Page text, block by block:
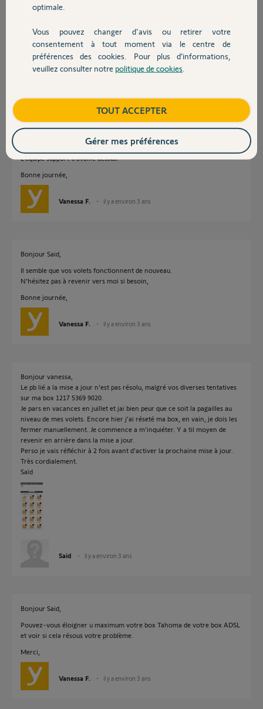
Devis avec un pro
Contact
Guillaume
Guillaume O.
il y a plus de 3 ans
Réponses
Bonjour Stéphane,
En effet, ce beugue a été reproduit en interne.
L'équipe support travaille dessus.
Bonne journée,
Vanessa F. il y a environ 3 ans
Bonjour Said,
Il semble que vos volets fonctionnent de nouveau.
N'hésitez pas à revenir vers moi si besoin,
Bonne journée,
Vanessa F. il y a environ 3 ans
Bonjour vanessa,
Le pb lié a la mise a jour n'est pas résolu, malgré vos diverses tentatives
sur ma box 1217 5369 9020.
Je pars en vacances en juillet et jai bien peur que ce soit la pagailles au
niveau de mes volets. Encore hier j'ai réseté ma box, en vain, je dois les
fermer manuellement. Je commence a m'inquiéter. Y a til moyen de
revenir en arrière dans la mise a jour.
Perso je vais réfléchir à 2 fois avant d'activer la prochaine mise à jour.
Très cordialement.
Saïd
Said il y a environ 3 ans
Bonjour Said,
Pouvez-vous éloigner u maximum votre box Tahoma de votre box ADSL
et voir si cela résous votre problème.
Merci,
Vanessa F. il y a environ 3 ans
optimale.
Vous pouvez changer d'avis ou retirer votre
consentement à tout moment via le centre de
préférences des cookies. Pour plus d’informations,
veuillez consulter notre politique de cookies
TOUT ACCEPTER
Gérer mes préférences